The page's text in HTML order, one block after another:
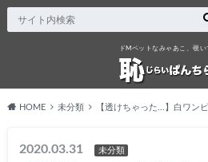
ドMペットなみゃあこ、覗
HOME 未分類 【透けちゃった...】白ワン
2020.03.31 未分類